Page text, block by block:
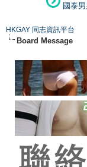
國泰
HKGAY 同志資訊平台
Board Message